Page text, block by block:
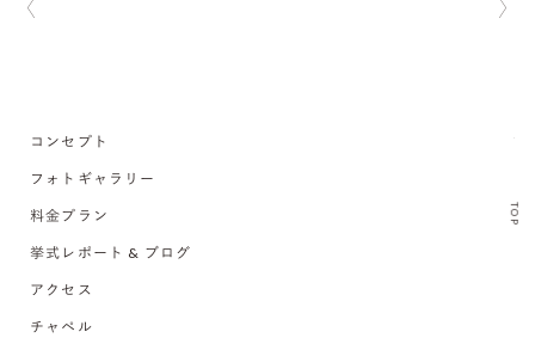
TOP
コンセプト
フォトギャラリー
料金プラン
挙式レポート & ブログ
アクセス
チャペル